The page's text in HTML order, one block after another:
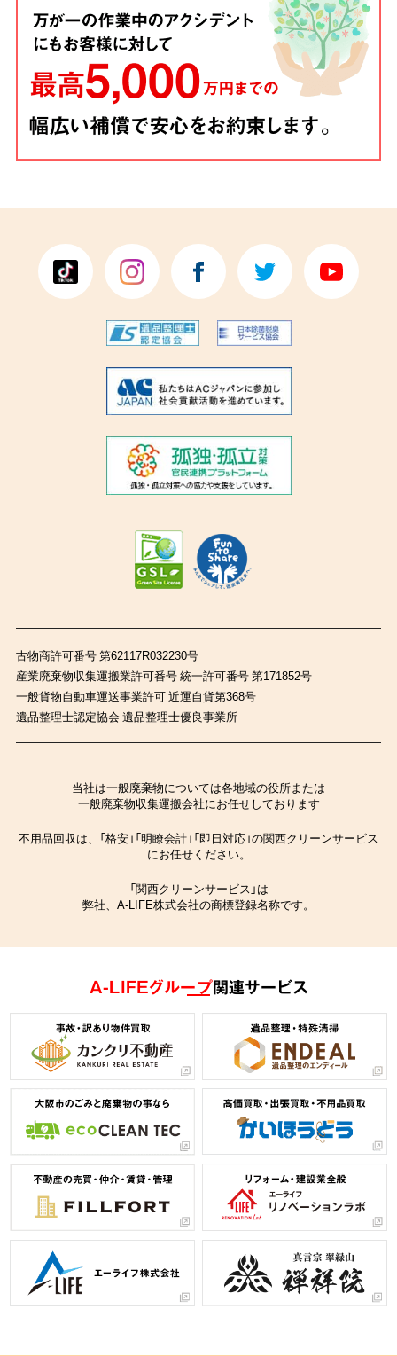
古物商許可番号 第62117R032230号
産業廃棄物収集運搬業許可番号 統一許可番号 第171852号
一般貨物自動車運送事業許可 近運自貨第368号
遺品整理士認定協会 遺品整理士優良事業所
当社は一般廃棄物については各地域の役所または
一般廃棄物収集運搬会社にお任せしております
不用品回収は、「格安」「明瞭会計」「即日対応」の関西クリーンサービス
にお任せください。
「関西クリーンサービス」は
弊社、A-LIFE株式会社の商標登録名称です。
A-LIFEグループ関連サービス